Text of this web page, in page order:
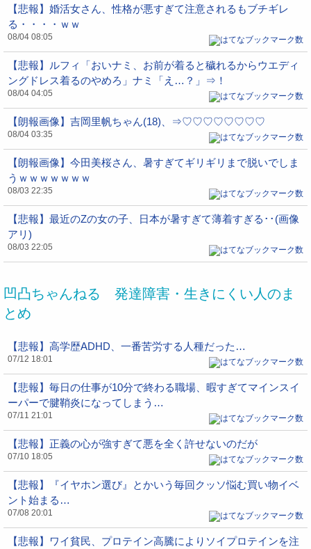
【悲報】婚活女さん、性格が悪すぎて注意されるもブチギレ
る・・・・ｗｗ
08/04 08:05
【悲報】ルフィ「おいナミ、お前が着ると穢れるからウエディ
ングドレス着るのやめろ」ナミ「え…？」⇒！
08/04 04:05
【朗報画像】吉岡里帆ちゃん(18)、⇒♡♡♡♡♡♡♡♡
08/04 03:35
【朗報画像】今田美桜さん、暑すぎてギリギリまで脱いでしま
うｗｗｗｗｗｗｗ
08/03 22:35
【悲報】最近のZの女の子、日本が暑すぎて薄着すぎる･･(画像
アリ)
08/03 22:05
凹凸ちゃんねる 発達障害・生きにくい人のま
とめ
【悲報】高学歴ADHD、一番苦労する人種だった…
07/12 18:01
【悲報】毎日の仕事が10分で終わる職場、暇すぎてマインスイ
ーパーで腱鞘炎になってしまう…
07/11 21:01
【悲報】正義の心が強すぎて悪を全く許せないのだが
07/10 18:05
【悲報】『イヤホン選び』とかいう毎回クッソ悩む買い物イベ
ント始まる…
07/08 20:01
【悲報】ワイ貧民、プロテイン高騰によりソイプロテインを注